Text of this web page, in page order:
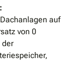
auf
von 0
der